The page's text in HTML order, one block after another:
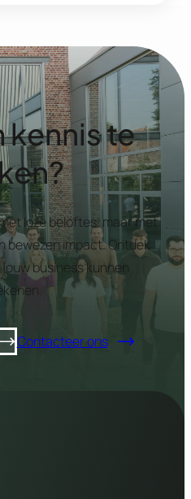
kennis te
loze beloftes, maar met
impact. Ontdek
business kunnen
Contacteer ons